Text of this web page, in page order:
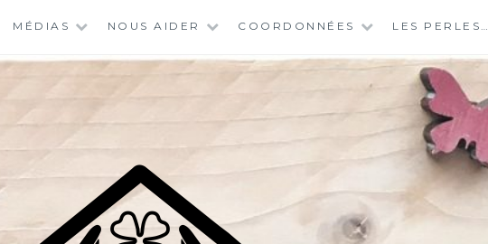
MÉDIAS NOUS AIDER COORDONNÉES LES PERLES…